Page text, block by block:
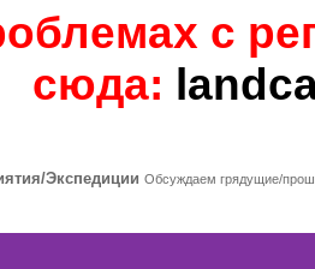
с
сюда:
Экспедиции Обсуждаем грядущие/